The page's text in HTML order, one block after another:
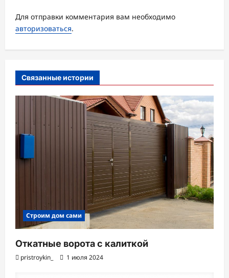
я
з
а
п
и
Для отправки комментария вам необходимо
авторизоваться.
Связанные истории
Строим дом сами
Откатные ворота с калиткой
pristroykin_ 1 июля 2024